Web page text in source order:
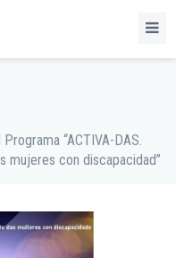
“ACTIVA-DAS.
mujeres con discapacidad”